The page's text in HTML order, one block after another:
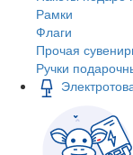
Рамки
Флаги
Прочая
Ручки